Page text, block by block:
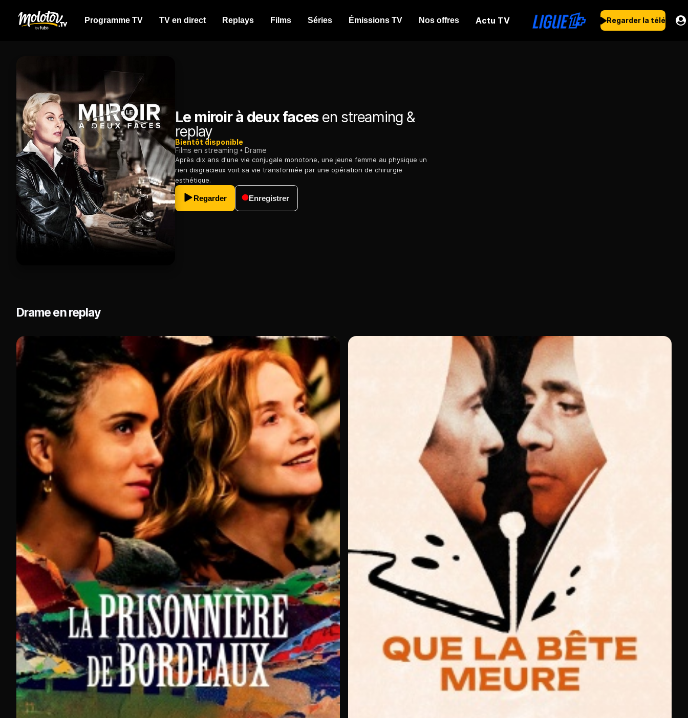
Programme TV TV en direct Replays Films Séries Émissions TV Nos offres Actu TV Regarder la télé
Le miroir à deux facesen streaming &
replay
Bientôt disponible
Films en streaming
Drame
Après dix ans d'une vie conjugale monotone, une jeune femme au physique un
rien disgracieux voit sa vie transformée par une opération de chirurgie
esthétique.
Regarder Enregistrer
Drame en replay